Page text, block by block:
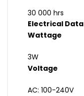
30 000 hrs
Electrical Data
Wattage
3W
Voltage
AC: 100-240V